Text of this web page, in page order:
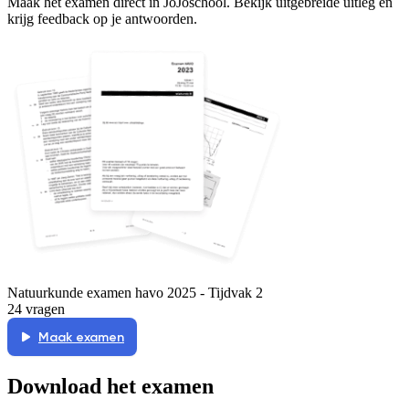
krijg feedback op je antwoorden.
Natuurkunde examen havo 2025 - Tijdvak 2
24 vragen
Maak examen
Download het examen